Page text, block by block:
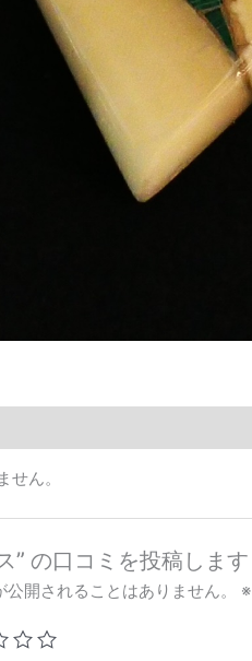
せん。
” の口コミを投稿します
開されることはありません。 ※